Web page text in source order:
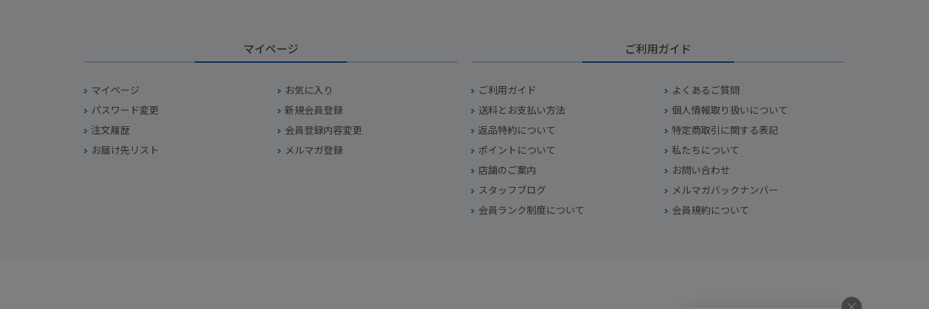
マイページ
マイページ
お気に入り
パスワード変更
新規会員登録
注文履歴
会員登録内容変更
お届け先リスト
メルマガ登録
ご利用ガイド
ご利用ガイド
よくあるご質問
送料とお支払い方法
個人情報取り扱いについて
返品特約について
特定商取引に関する表記
ポイントについて
私たちについて
店舗のご案内
お問い合わせ
スタッフブログ
メルマガバックナンバー
会員ランク制度について
会員規約について